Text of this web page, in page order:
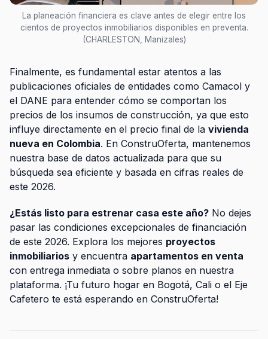
La planeación financiera es clave antes de elegir entre los
cientos de proyectos inmobiliarios disponibles en preventa.
(CHARLESTON, Manizales)
Finalmente, es fundamental estar atentos a las
publicaciones oficiales de entidades como Camacol y
el DANE para entender cómo se comportan los
precios de los insumos de construcción, ya que esto
influye directamente en el precio final de la vivienda
nueva en Colombia. En ConstruOferta, mantenemos
nuestra base de datos actualizada para que su
búsqueda sea eficiente y basada en cifras reales de
este 2026.
¿Estás listo para estrenar casa este año? No dejes
pasar las condiciones excepcionales de financiación
de este 2026. Explora los mejores proyectos
inmobiliarios y encuentra apartamentos en venta
con entrega inmediata o sobre planos en nuestra
plataforma. ¡Tu futuro hogar en Bogotá, Cali o el Eje
Cafetero te está esperando en ConstruOferta!